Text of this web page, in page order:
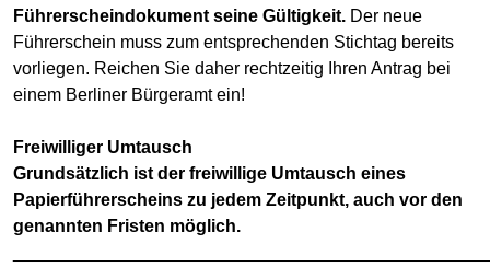
Führerscheindokument seine Gültigkeit. Der neue
Führerschein muss zum entsprechenden Stichtag bereits
vorliegen. Reichen Sie daher rechtzeitig Ihren Antrag bei
einem Berliner Bürgeramt ein!
Freiwilliger Umtausch
Grundsätzlich ist der freiwillige Umtausch eines
Papierführerscheins zu jedem Zeitpunkt, auch vor den
genannten Fristen möglich.